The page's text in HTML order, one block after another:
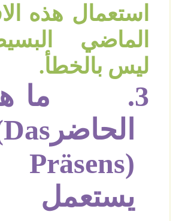
استعمال هذه
الماضي
ليس بالخطأ.
3.
ما
الحاضر
Präsens)
يستعمل